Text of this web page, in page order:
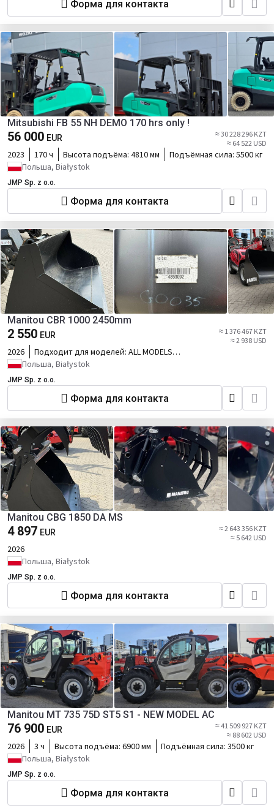
Форма для контакта
Mitsubishi FB 55 NH DEMO 170 hrs only !
56 000 EUR
≈ 30 228 296 KZT
≈ 64 522 USD
2023 170 ч Высота подъёма: 4810 мм Подъёмная сила: 5500 кг
Польша, Białystok
JMP Sp. z o.o.
Форма для контакта
Manitou CBR 1000 2450mm
2 550 EUR
≈ 1 376 467 KZT
≈ 2 938 USD
2026 Подходит для моделей: ALL MODELS
incl MRT with recco system
Польша, Białystok
JMP Sp. z o.o.
Форма для контакта
Manitou CBG 1850 DA MS
4 897 EUR
≈ 2 643 356 KZT
≈ 5 642 USD
2026
Польша, Białystok
JMP Sp. z o.o.
Форма для контакта
Manitou MT 735 75D ST5 S1 - NEW MODEL AC
76 900 EUR
≈ 41 509 927 KZT
≈ 88 602 USD
2026 3 ч Высота подъёма: 6900 мм Подъёмная сила: 3500 кг
Польша, Białystok
JMP Sp. z o.o.
Форма для контакта